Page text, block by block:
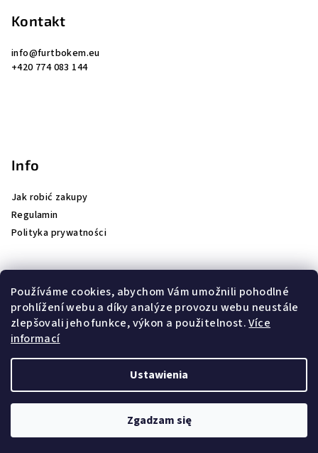
Používáme cookies, abychom Vám umožnili pohodlné
prohlížení webu a díky analýze provozu webu neustále
zlepšovali jeho funkce, výkon a použitelnost.Více
informací
Ustawienia
Zgadzam się
Kontakt
info@furtbokem.eu
+420 774 083 144
Info
Jak robić zakupy
Regulamin
Polityka prywatności
Wyszukiwanie
Szukaj
Opracował Shoptet